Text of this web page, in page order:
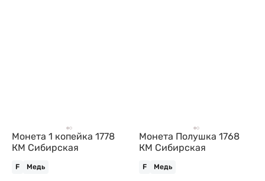
Монета 1 копейка 1778
КМ Сибирская
F Медь
Монета Полушка 1768
КМ Сибирская
F Медь